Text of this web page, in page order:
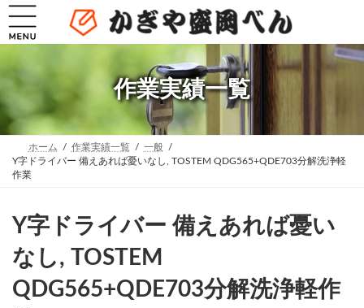
コ
テ
へ
ッ
プ
ナ
ゲ
ョ
移
動
作業実績一覧
ホーム 作業実績一覧
一般
Y字ドライバー 備えあれば憂いなし, TOSTEM QDG565+QDE703分解洗浄軽
作業
Y字ドライバー 備えあれば憂い
なし, TOSTEM
QDG565+QDE703分解洗浄軽作